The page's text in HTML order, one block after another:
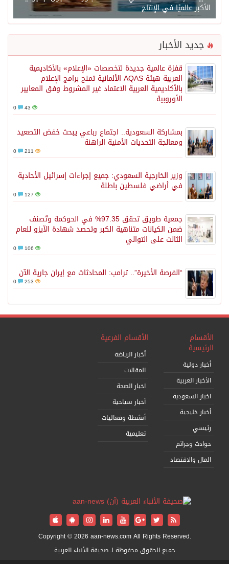
الأكبر عالميًا في الإنتاج
جديد الأخبار
قفزة عالمية جديدة لتخصصات «الإعلام» بالأكاديمية
العربية هيئة AQAS الألمانية تمنح برامج الإعلام
بالأكاديمية العربية الاعتماد غير المشروط وفق المعايير
الأوروبية..
43
بمشاركة السعودية.. اجتماع رباعي يبحث خفض التصعيد
ومعالجة التحديات الأمنية الراهنة
211
وزير الخارجية السعودي: جميع إجراءات إسرائيل الأحادية
في أراضي فلسطين باطلة
127
جمعية طويق تحقق 97.35% في الحوكمة وتُصنف
ضمن الكيانات متناهية الكبر وتحصد شهادة الآيزو للعام
الثالث على التوالي
106
“الفرصة الأخيرة”.. ترامب: المحادثات مع إيران جارية الآن
253
الأقسام
الرئيسية
أخبار دولية
الأخبار العربية
اخبار السعودية
أخبار خليجية
رئيسي
حوادث وجرائم
المال والاقتصاد
الأقسام الفرعية
أخبار الرياضة
المقالات
اخبار الصحة
أخبار سياحية
أنشطة وفعاليات
تعليمية
Copyright © 2026 aan-news.com All Rights Reserved.
جميع الحقوق محفوظة لـ صحيفة الأنباء العربية